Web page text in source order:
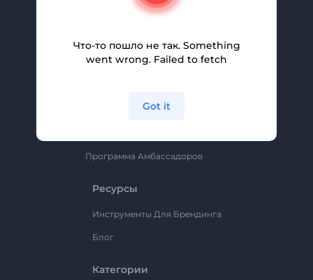
Помощь И Поддержка
Партнерская Программа
Политика Конфиденциальности
Программа Амбассадоров
Ресурсы
Инструменты Для Брендинга
Блог
Категории
Что-то пошло не так. Something
went wrong. Failed to fetch
Got it